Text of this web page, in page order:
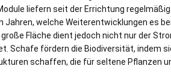
liefern seit der Errichtung
welche Weiterentwicklungen es
Fläche dient jedoch nicht nur der
Schafe fördern die Biodiversität, indem
schaffen, die für seltene Pflanzen